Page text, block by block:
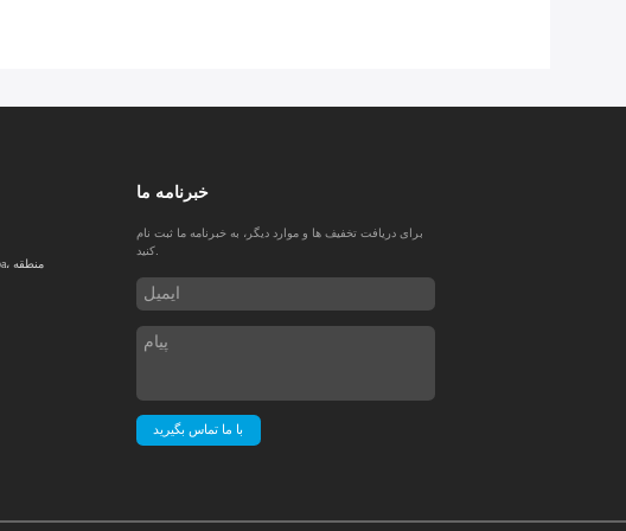
خبرنامه ما
برای دریافت تخفیف ها و موارد دیگر، به خبرنامه ما ثبت نام
کنید.
با ما تماس بگیرید